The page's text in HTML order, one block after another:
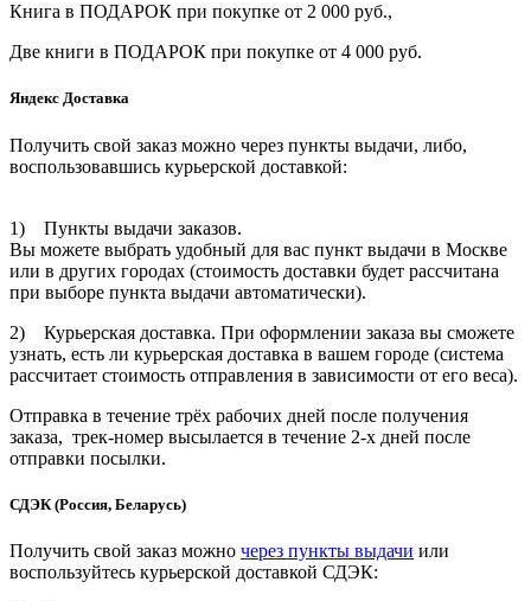
Книга в ПОДАРОК при покупке от 2 000 руб.,
Две книги в ПОДАРОК при покупке от 4 000 руб.
Яндекс Доставка
Получить свой заказ можно через пункты выдачи, либо,
воспользовавшись курьерской доставкой:
1) Пункты выдачи заказов.
Вы можете выбрать удобный для вас пункт выдачи в Москве
или в других городах (стоимость доставки будет рассчитана
при выборе пункта выдачи автоматически).
2) Курьерская доставка. При оформлении заказа вы сможете
узнать, есть ли курьерская доставка в вашем городе (система
рассчитает стоимость отправления в зависимости от его веса).
Отправка в течение трёх рабочих дней после получения
заказа, трек-номер высылается в течение 2-х дней после
отправки посылки.
СДЭК (Россия, Беларусь)
Получить свой заказ можно через пункты выдачи или
воспользуйтесь курьерской доставкой СДЭК: